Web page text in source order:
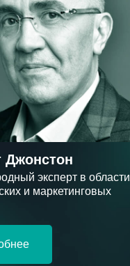
эксперт в области
и маркетинговых
Джонстон